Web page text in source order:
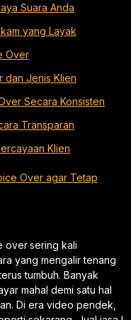
Suara Anda
yang Layak
Over
dan Jenis Klien
Secara Konsisten
Transparan
Klien
Over agar Tetap
oversering kali
yang mengalir tenang
tumbuh. Banyak
mahal demi satu hal
Di era video pendek,